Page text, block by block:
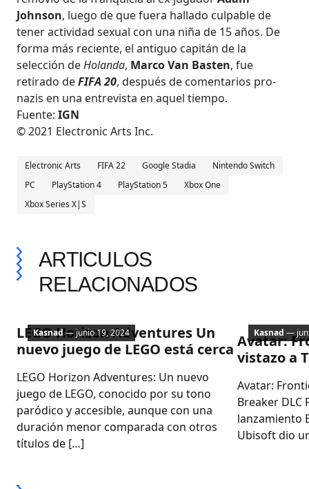
Johnson, luego de que fuera hallado culpable de
tener actividad sexual con una niña de 15 años. De
forma más reciente, el antiguo capitán de la
selección deHolanda, Marco Van Basten, fue
retirado deFIFA 20, después de comentarios pro-
nazis en una entrevista en aquel tiempo.
Fuente: IGN
© 2021 Electronic Arts Inc.
Electronic Arts FIFA 22 Google Stadia
Nintendo Switch
PC
PlayStation 4 PlayStation 5
Xbox One
Xbox Series X|S
ARTICULOS
RELACIONADOS
LEGO Horizon Adventures Un
nuevo juego de LEGO está cerca
LEGO Horizon Adventures: Un nuevo
juego de LEGO, conocido por su tono
paródico y accesible, aunque con una
duración menor comparada con otros
títulos de […]
PC
Kasnad — junio 19, 2024
Avatar:
vistazo a
Avatar:
Breaker DLC
lanzamiento
Ubisoft dio
Kasnad —